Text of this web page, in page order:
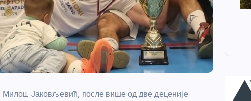
Милош Јаковљевић, после више од две деценије